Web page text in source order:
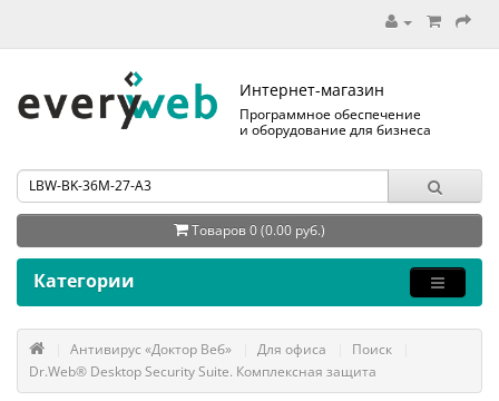
Интернет-магазин
Программное обеспечение
и оборудование для бизнеса
Товаров 0 (0.00 руб.)
Категории
Антивирус «Доктор Веб» Для офиса
Поиск
Dr.Web® Desktop Security Suite. Комплексная защита